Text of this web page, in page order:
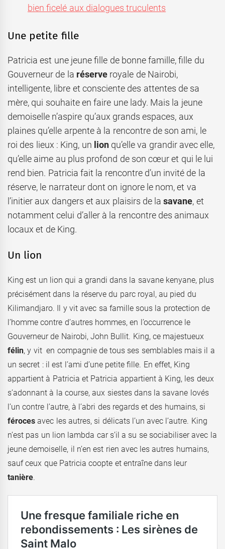
bien ficelé aux dialogues truculents
Une petite fille
Patricia est une jeune fille de bonne famille, fille du
Gouverneur de la réserveroyale de Nairobi,
intelligente, libre et consciente des attentes de sa
mère, qui souhaite en faire une lady. Mais la jeune
demoiselle n’aspire qu’aux grands espaces, aux
plaines qu’elle arpente à la rencontre de son ami, le
roi des lieux : King, un lionqu’elle va grandir avec elle,
qu’elle aime au plus profond de son cœur et qui le lui
rend bien. Patricia fait la rencontre d’un invité de la
réserve, le narrateur dont on ignore le nom, et va
l’initier aux dangers et aux plaisirs de lasavane, et
notamment celui d’aller à la rencontre des animaux
locaux et de King.
Un lion
King est un lion qui a grandi dans la savane kenyane, plus
précisément dans la réserve du parc royal, au pied du
Kilimandjaro. Il y vit avec sa famille sous la protection de
l’homme contre d’autres hommes, en l’occurrence le
Gouverneur de Nairobi, John Bullit. King, ce majestueux
félin, y vit en compagnie de tous ses semblables mais il a
un secret : il est l’ami d’une petite fille. En effet, King
appartient à Patricia et Patricia appartient à King, les deux
s’adonnant à la course, aux siestes dans la savane lovés
l’un contre l’autre, à l’abri des regards et des humains, si
féroces avec les autres, si délicats l’un avec l’autre. King
n’est pas un lion lambda car s’il a su se sociabiliser avec la
jeune demoiselle, il n’en est rien avec les autres humains,
sauf ceux que Patricia coopte et entraîne dans leur
tanière.